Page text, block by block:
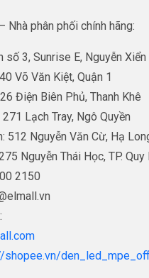
Nhà phân phối chính hãng:
số 3, Sunrise E, Nguyễn Xiển
Võ Văn Kiệt, Quận 1
Điện Biên Phủ, Thanh Khê
Lạch Tray, Ngô Quyền
512 Nguyễn Văn Cừ, Hạ
Nguyễn Thái Học, TP. Quy
2150
shopee.vn/